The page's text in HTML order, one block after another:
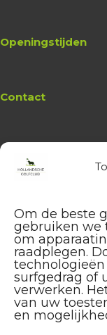
Om de beste
gebruiken we
om
raadplegen.
surfgedrag of
verwerken.
van uw
en
Openingstijden
Contact
WebsiteHollandsche
administratie
Vragen aan de
over Golfstart,
Vragen aanSales &